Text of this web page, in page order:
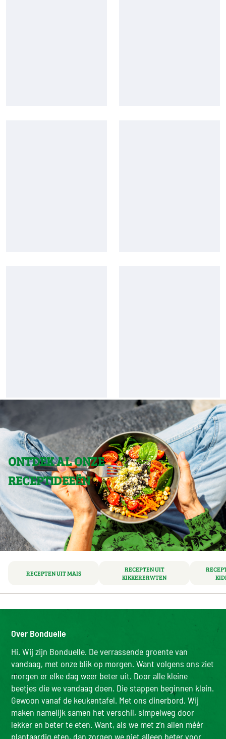
ONTDEK AL ONZE
RECEPTIDEEËN
RECEPTEN UIT MAIS
RECEPTEN UIT
KIKKERERWTEN
Over Bonduelle
Hi. Wij zijn Bonduelle. De verrassende groente van
vandaag, met onze blik op morgen. Want volgens ons ziet
morgen er elke dag weer beter uit. Door alle kleine
beetjes die we vandaag doen. Die stappen beginnen klein.
Gewoon vanaf de keukentafel. Met ons dinerbord. Wij
maken namelijk samen het verschil, simpelweg door
lekker en beter te eten. Want, als we met z’n allen méér
plantaardig eten, dan zorgen we niet alleen beter voor